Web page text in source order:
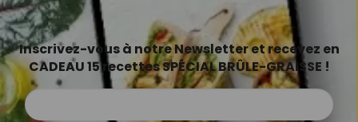
Inscrivez-vous à notre Newsletter et recevez en
CADEAU 15 recettes SPÉCIAL BRÛLE-GRAISSE !